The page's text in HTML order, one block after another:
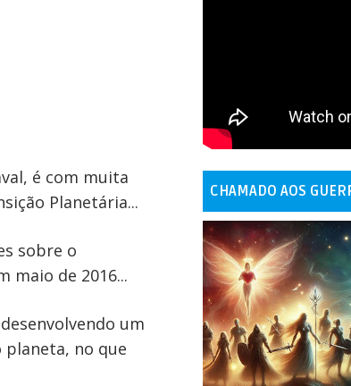
é com muita
Planetária...
sobre o
maio de 2016...
um
no que
CHAMADO AOS